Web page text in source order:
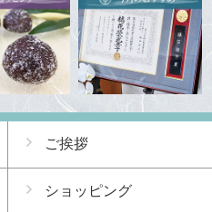
ご挨拶
ショッピング